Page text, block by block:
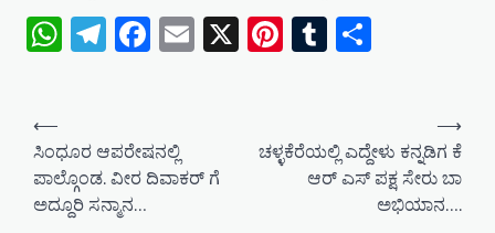
WhatsApp
Telegram
Facebook
Email
X Pinterest
Tumblr
⟵
ಸಿಂಧೂರ ಆಪರೇಷನಲ್ಲಿ
ಪಾಲ್ಗೊಂಡ. ವೀರ ದಿವಾಕರ್ ಗೆ
ಅದ್ದೂರಿ ಸನ್ಮಾನ…
ಚಳ್ಳಕೆರೆಯಲ್ಲಿ ಎದ್ದೇಳು ಕನ್ನಡಿಗ ಕೆ
ಆರ್ ಎಸ್ ಪಕ್ಷ ಸೇರು ಬಾ
ಅಭಿಯಾನ….
⟶